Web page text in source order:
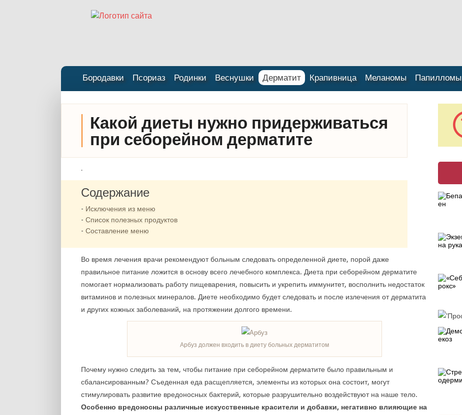
Бородавки Псориаз Родинки Веснушки Дерматит Крапивница Меланомы Папилломы
Какой диеты нужно придерживаться
при себорейном дерматите
.
Содержание
Исключения из меню
Список полезных продуктов
Составление меню
Во время лечения врачи рекомендуют больным следовать определенной диете, порой даже
правильное питание ложится в основу всего лечебного комплекса. Диета при себорейном дерматите
помогает нормализовать работу пищеварения, повысить и укрепить иммунитет, восполнить недостаток
витаминов и полезных минералов. Диете необходимо будет следовать и после излечения от дерматита
и других кожных заболеваний, на протяжении долгого времени.
Арбуз должен входить в диету больных дерматитом
Почему нужно следить за тем, чтобы питание при себорейном дерматите было правильным и
сбалансированным? Съеденная еда расщепляется, элементы из которых она состоит, могут
стимулировать развитие вредоносных бактерий, которые разрушительно воздействуют на наше тело.
Особенно вредоносны различные искусственные красители и добавки, негативно влияющие на